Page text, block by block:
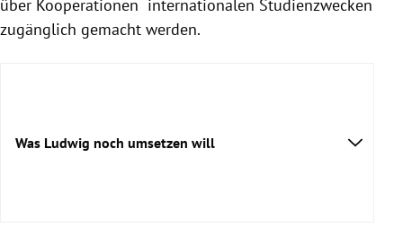
über Kooperationen internationalen Studienzwecken
zugänglich gemacht werden.
Was Ludwig noch umsetzen will